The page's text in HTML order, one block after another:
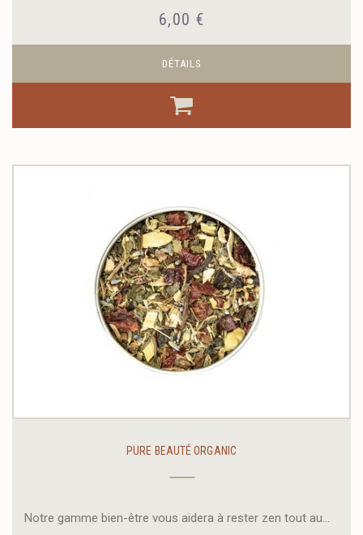
6,00 €
DÉTAILS
PURE BEAUTÉ ORGANIC
Notre gamme bien-être vous aidera à rester zen tout au...